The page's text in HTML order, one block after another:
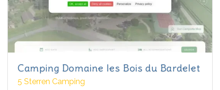
Camping Domaine les Bois du Bardelet
5 Sterren Camping